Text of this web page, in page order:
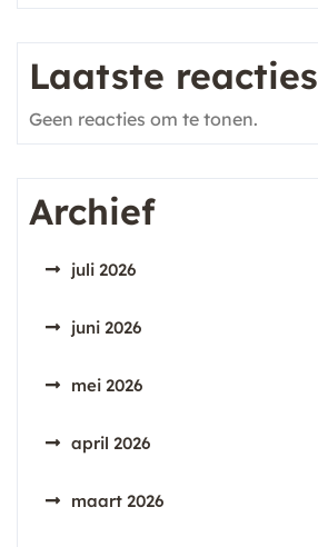
Laatste reacties
Geen reacties om te tonen.
Archief
juli 2026
juni 2026
mei 2026
april 2026
maart 2026